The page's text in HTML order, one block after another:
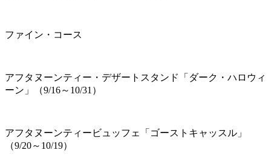
ファイン・コース
アフタヌーンティー・デザートスタンド「ダーク・ハロウィ
ーン」（9/16～10/31）
アフタヌーンティービュッフェ「ゴーストキャッスル」
（9/20～10/19）